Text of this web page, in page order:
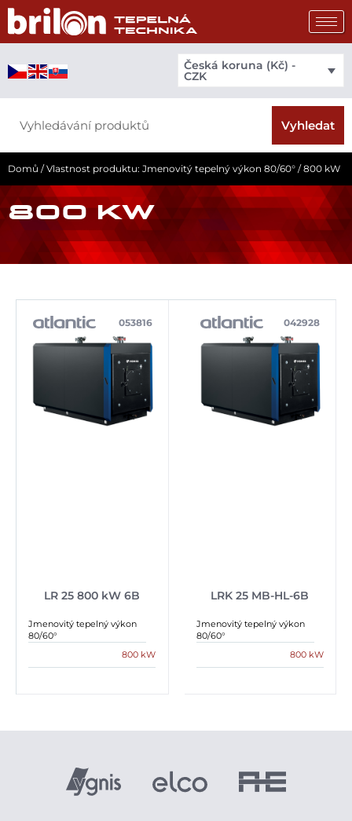
Přeskočit
obsah
Česká koruna (Kč) -
CZK
Vyhledat
Domů / Vlastnost produktu: Jmenovitý tepelný výkon 80/60° / 800 kW
800 KW
LR 25 800 kW 6B
053816
Jmenovitý tepelný výkon
80/60°
800 kW
LRK 25 MB-HL-6B
042928
Jmenovitý tepelný výkon
80/60°
800 kW